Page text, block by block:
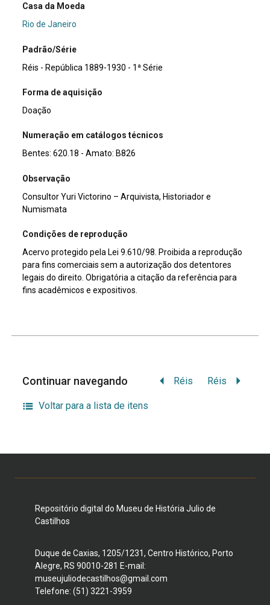
Casa da Moeda
Rio de Janeiro
Padrão/Série
Réis - República 1889-1930 - 1ª Série
Forma de aquisição
Doação
Numeração em catálogos técnicos
Bentes: 620.18 - Amato: B826
Observação
Consultor Yuri Victorino – Arquivista, Historiador e
Numismata
Condições de reprodução
Acervo protegido pela Lei 9.610/98. Proibida a reprodução
para fins comerciais sem a autorização dos detentores
legais do direito. Obrigatória a citação da referência para
fins acadêmicos e expositivos.
Continuar navegando Réis Réis
Voltar para a lista de itens
Repositório digital do Museu de História Julio de
Castilhos
Duque de Caxias, 1205/1231, Centro Histórico, Porto
Alegre, RS 90010-281 E-mail:
museujuliodecastilhos@gmail.com
Telefone: (51) 3221-3959